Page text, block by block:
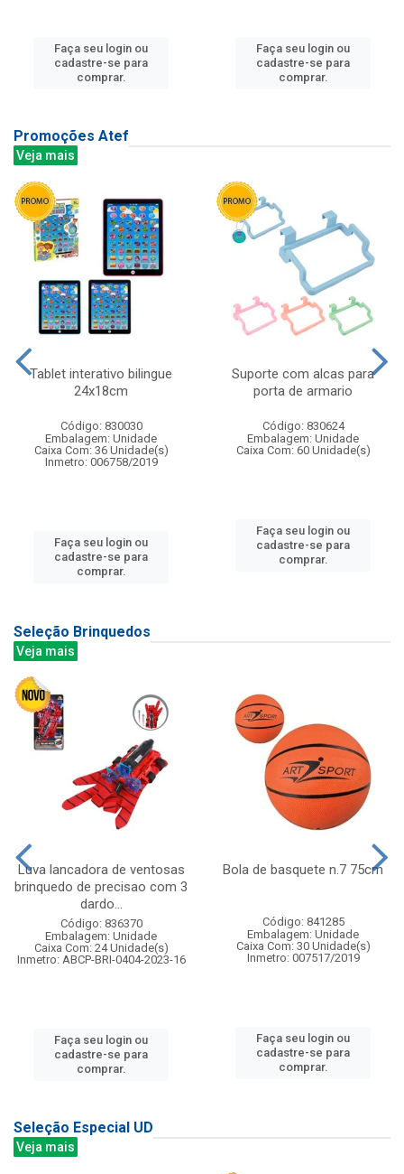
Faça seu login ou
cadastre-se para
comprar.
Faça seu login ou
cadastre-se para
comprar.
Promoções Atef
Veja mais
Tablet interativo bilingue
24x18cm
Código: 830030
Embalagem: Unidade
Caixa Com: 36 Unidade(s)
Inmetro: 006758/2019
Faça seu login ou
cadastre-se para
comprar.
Suporte com alcas para
porta de armario
Código: 830624
Embalagem: Unidade
Caixa Com: 60 Unidade(s)
Faça seu login ou
cadastre-se para
comprar.
Seleção Brinquedos
Veja mais
Luva lancadora de ventosas
brinquedo de precisao com 3
dardo...
Código: 836370
Embalagem: Unidade
Caixa Com: 24 Unidade(s)
Inmetro: ABCP-BRI-0404-2023-16
Faça seu login ou
cadastre-se para
comprar.
Bola de basquete n.7 75cm
Código: 841285
Embalagem: Unidade
Caixa Com: 30 Unidade(s)
Inmetro: 007517/2019
Faça seu login ou
cadastre-se para
comprar.
Seleção Especial UD
Veja mais